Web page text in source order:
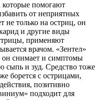
которые помогают
от неприятных
не только на остриц, он
и другие виды
применяют
врачом. «Зентел»
он снимает и симптомы
сыпь и зуд. Средство тоже
борется с острицами,
позитивно
подходит для